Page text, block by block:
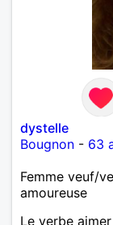
dystelle
Bougnon - 63
Femme veuf/
amoureuse
Le verbe